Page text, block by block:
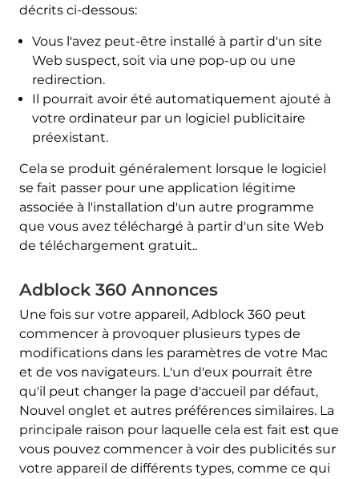
décrits ci-dessous:
Vous l'avez peut-être installé à partir d'un site
Web suspect, soit via une pop-up ou une
redirection.
Il pourrait avoir été automatiquement ajouté à
votre ordinateur par un logiciel publicitaire
préexistant.
Cela se produit généralement lorsque le logiciel
se fait passer pour une application légitime
associée à l'installation d'un autre programme
que vous avez téléchargé à partir d'un site Web
de téléchargement gratuit..
Adblock 360 Annonces
Une fois sur votre appareil, Adblock 360 peut
commencer à provoquer plusieurs types de
modifications dans les paramètres de votre Mac
et de vos navigateurs. L'un d'eux pourrait être
qu'il peut changer la page d'accueil par défaut,
Nouvel onglet et autres préférences similaires. La
principale raison pour laquelle cela est fait est que
vous pouvez commencer à voir des publicités sur
votre appareil de différents types, comme ce qui